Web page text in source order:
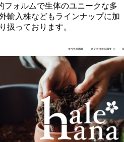
フォルムで生体のユニークな多
輸入株などもラインナップに加
扱っております。